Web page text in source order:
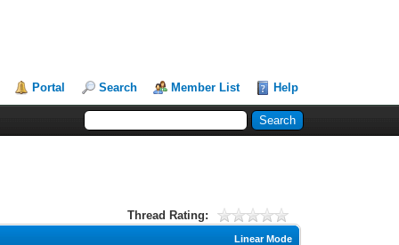
Portal Search Member List Help
Thread Rating:
Linear Mode